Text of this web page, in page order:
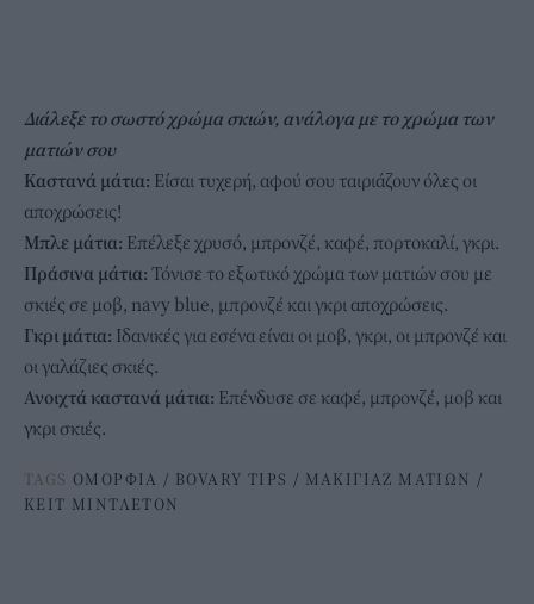
Διάλεξε το σωστό χρώμα σκιών, ανάλογα με το χρώμα των
ματιών σου
Καστανά μάτια: Είσαι τυχερή, αφού σου ταιριάζουν όλες οι
αποχρώσεις!
Μπλε μάτια: Επέλεξε χρυσό, μπρονζέ, καφέ, πορτοκαλί, γκρι.
Πράσινα μάτια: Τόνισε το εξωτικό χρώμα των ματιών σου με
σκιές σε μοβ, navy blue, μπρονζέ και γκρι αποχρώσεις.
Γκρι μάτια: Ιδανικές για εσένα είναι οι μοβ, γκρι, οι μπρονζέ και
οι γαλάζιες σκιές.
Ανοιχτά καστανά μάτια: Επένδυσε σε καφέ, μπρονζέ, μοβ και
γκρι σκιές.
TAGS ΟΜΟΡΦΙΑ / BOVARY TIPS / ΜΑΚΙΓΙΑΖ ΜΑΤΙΩΝ /
ΚΕΙΤ ΜΙΝΤΛΕΤΟΝ